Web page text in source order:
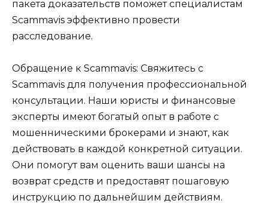
пакета доказательств поможет специалистам
Scammavis эффективно провести
расследование.
Обращение к Scammavis: Свяжитесь с
Scammavis для получения профессиональной
консультации. Наши юристы и финансовые
эксперты имеют богатый опыт в работе с
мошенническими брокерами и знают, как
действовать в каждой конкретной ситуации.
Они помогут вам оценить ваши шансы на
возврат средств и предоставят пошаговую
инструкцию по дальнейшим действиям.